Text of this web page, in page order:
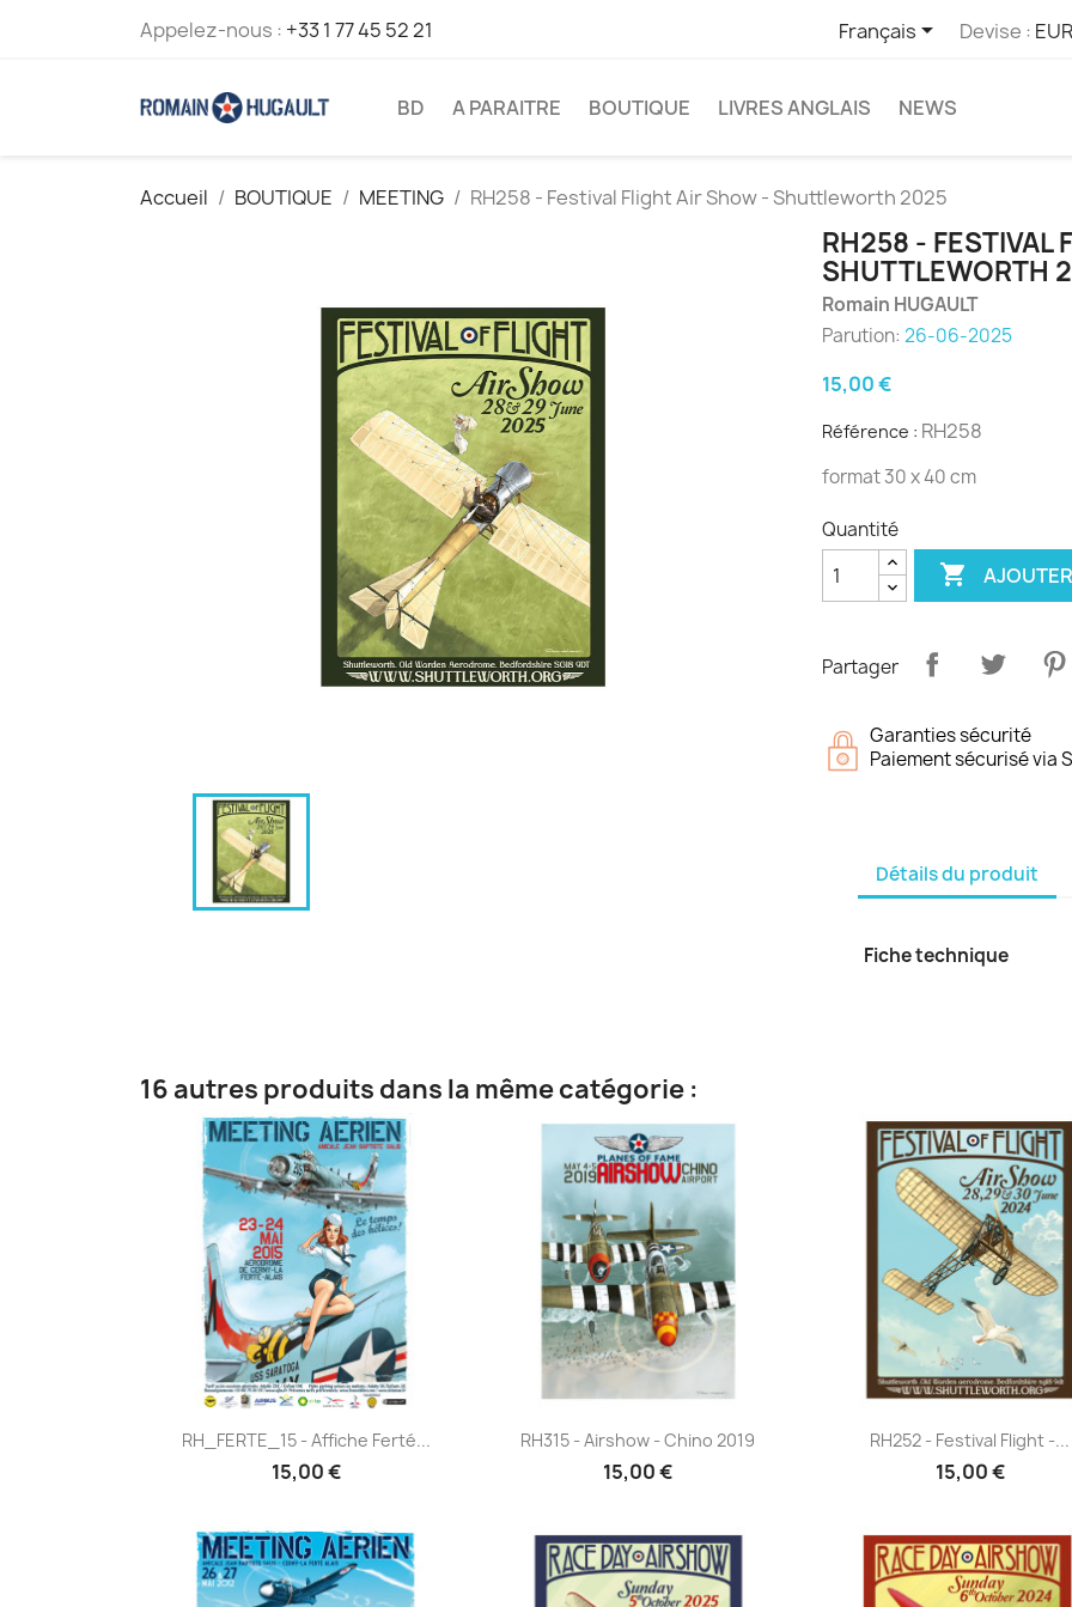
Appelez-nous : +33 1 77 45 52 21 Français Devise :
BD A PARAITRE BOUTIQUE LIVRES ANGLAIS NEWS
Accueil BOUTIQUE MEETING RH258 - Festival Flight Air Show - Shuttleworth 2025
RH258 - FESTIVAL
SHUTTLEWORTH
Romain HUGAULT
Parution: 26-06-2025
15,00 €
Référence : RH258
format 30 x 40 cm
Quantité

Partager
Garanties sécurité
Paiement sécurisé via
Détails du produit
Fiche technique
16 autres produits dans la même catégorie :
Aperçu rapide
RH_FERTE_15 - Affiche Ferté...
15,00 €
 Aperçu rapide
RH315 - Airshow - Chino 2019
15,00 €
Aperçu rapide
RH252 - Festival Flight -...
15,00 €